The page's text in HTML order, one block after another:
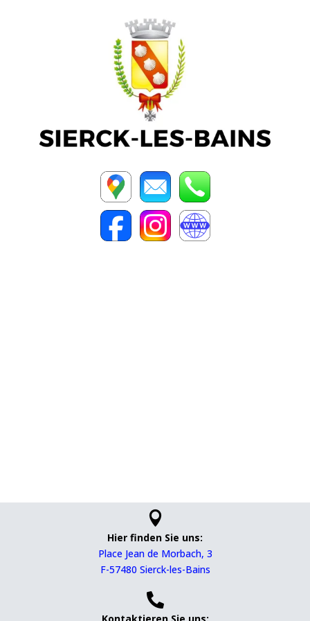

Hier finden Sie uns:
Place Jean de Morbach, 3
F-57480 Sierck-les-Bains
